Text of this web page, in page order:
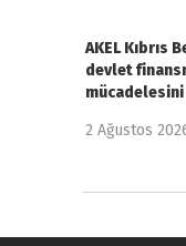
AKEL Kıbrıs
devlet
2 Ağustos